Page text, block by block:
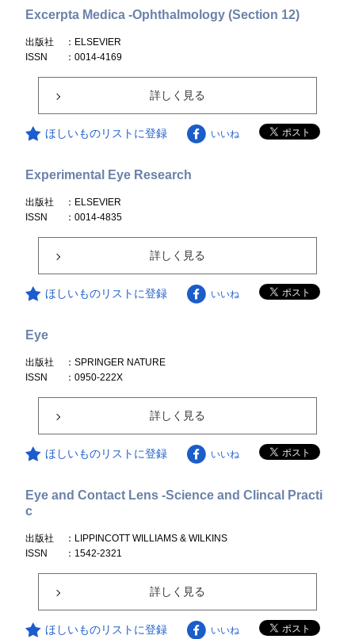
Excerpta Medica -Ophthalmology (Section 12)
出版社
：ELSEVIER
ISSN
：0014-4169
詳しく見る
ほしいものリストに登録 いいね
Experimental Eye Research
出版社
：ELSEVIER
ISSN
：0014-4835
詳しく見る
ほしいものリストに登録 いいね
Eye
出版社
：SPRINGER NATURE
ISSN
：0950-222X
詳しく見る
ほしいものリストに登録 いいね
Eye and Contact Lens -Science and Clincal Practi
c
出版社
：LIPPINCOTT WILLIAMS & WILKINS
ISSN
：1542-2321
詳しく見る
ほしいものリストに登録 いいね